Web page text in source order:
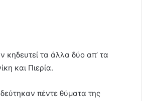
κηδευτεί τα άλλα δύο απ’ τα
και Πιερία.
πέντε θύματα της